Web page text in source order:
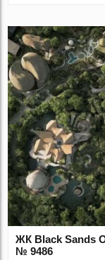
ЖК Black Sands
№ 9486